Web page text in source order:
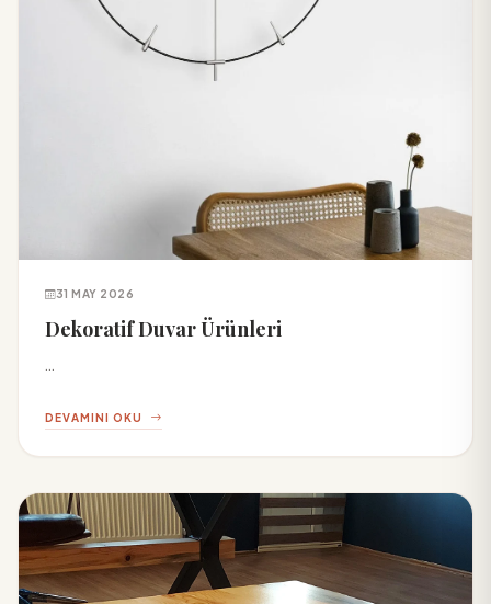
31 MAY 2026
Dekoratif Duvar Ürünleri
DEVAMINI OKU